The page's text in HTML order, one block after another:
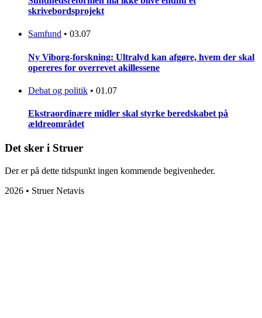
skrivebordsprojekt
Samfund • 03.07
Ny Viborg-forskning: Ultralyd kan afgøre, hvem der skal
opereres for overrevet akillessene
Debat og politik • 01.07
Ekstraordinære midler skal styrke beredskabet på
ældreområdet
Det sker i Struer
Der er på dette tidspunkt ingen kommende begivenheder.
2026 • Struer Netavis